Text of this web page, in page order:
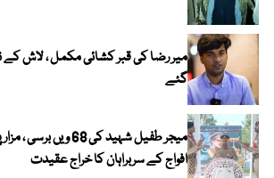
میر رضا کی قبر کشائی مکمل ، لاش
گئے
میجر طفیل شہید کی 68
افواج کے سربراہان کا خراج عقیدت